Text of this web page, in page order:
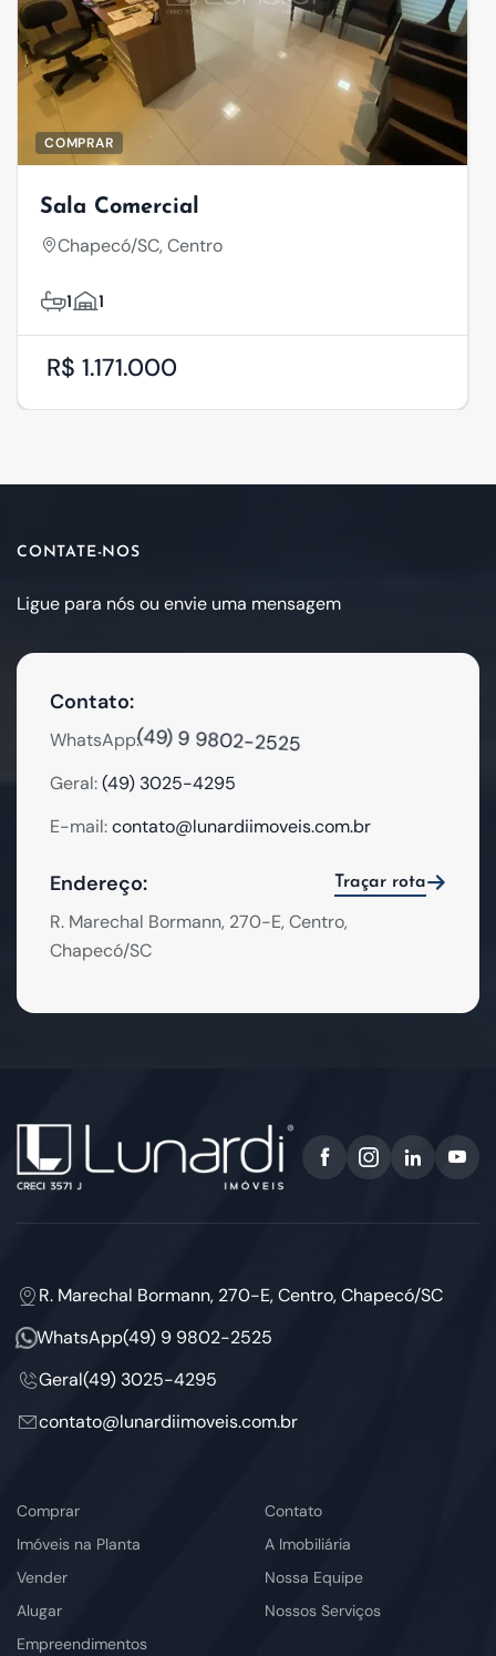
COMPRAR
Sala Comercial
Chapecó/SC, Centro
1 1
R$ 1.171.000
CONTATE-NOS
Ligue para nós ou envie uma mensagem
Contato:
WhatsApp:(49) 9 9802-2525
Geral:(49) 3025-4295
E-mail:contato@lunardiimoveis.com.br
Endereço: Traçar rota
R. Marechal Bormann, 270-E, Centro,
Chapecó/SC
R. Marechal Bormann, 270-E, Centro, Chapecó/SC
WhatsApp(49) 9 9802-2525
Geral(49) 3025-4295
contato@lunardiimoveis.com.br
Comprar
Imóveis na Planta
Vender
Alugar
Empreendimentos
Contato
A Imobiliária
Nossa Equipe
Nossos Serviços